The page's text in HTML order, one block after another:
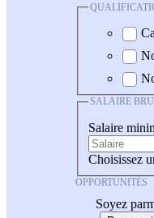
SALAIRE
Salaire
Choisissez
OPPORTUNITÉS
Soyez